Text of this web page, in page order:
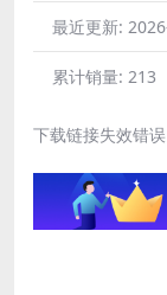
最近更新:
累计销量: 213
下载链接失效错